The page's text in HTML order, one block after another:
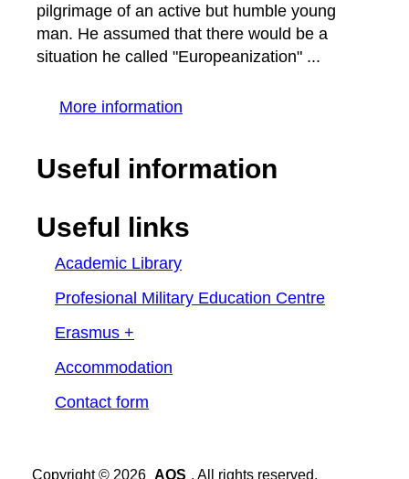
pilgrimage of an active but humble young
man. He assumed that there would be a
situation he called "Europeanization" ...
More information
Useful information
Useful links
Academic Library
Profesional Military Education Centre
Erasmus +
Accommodation
Contact form
Copyright © 2026 AOS . All rights reserved.